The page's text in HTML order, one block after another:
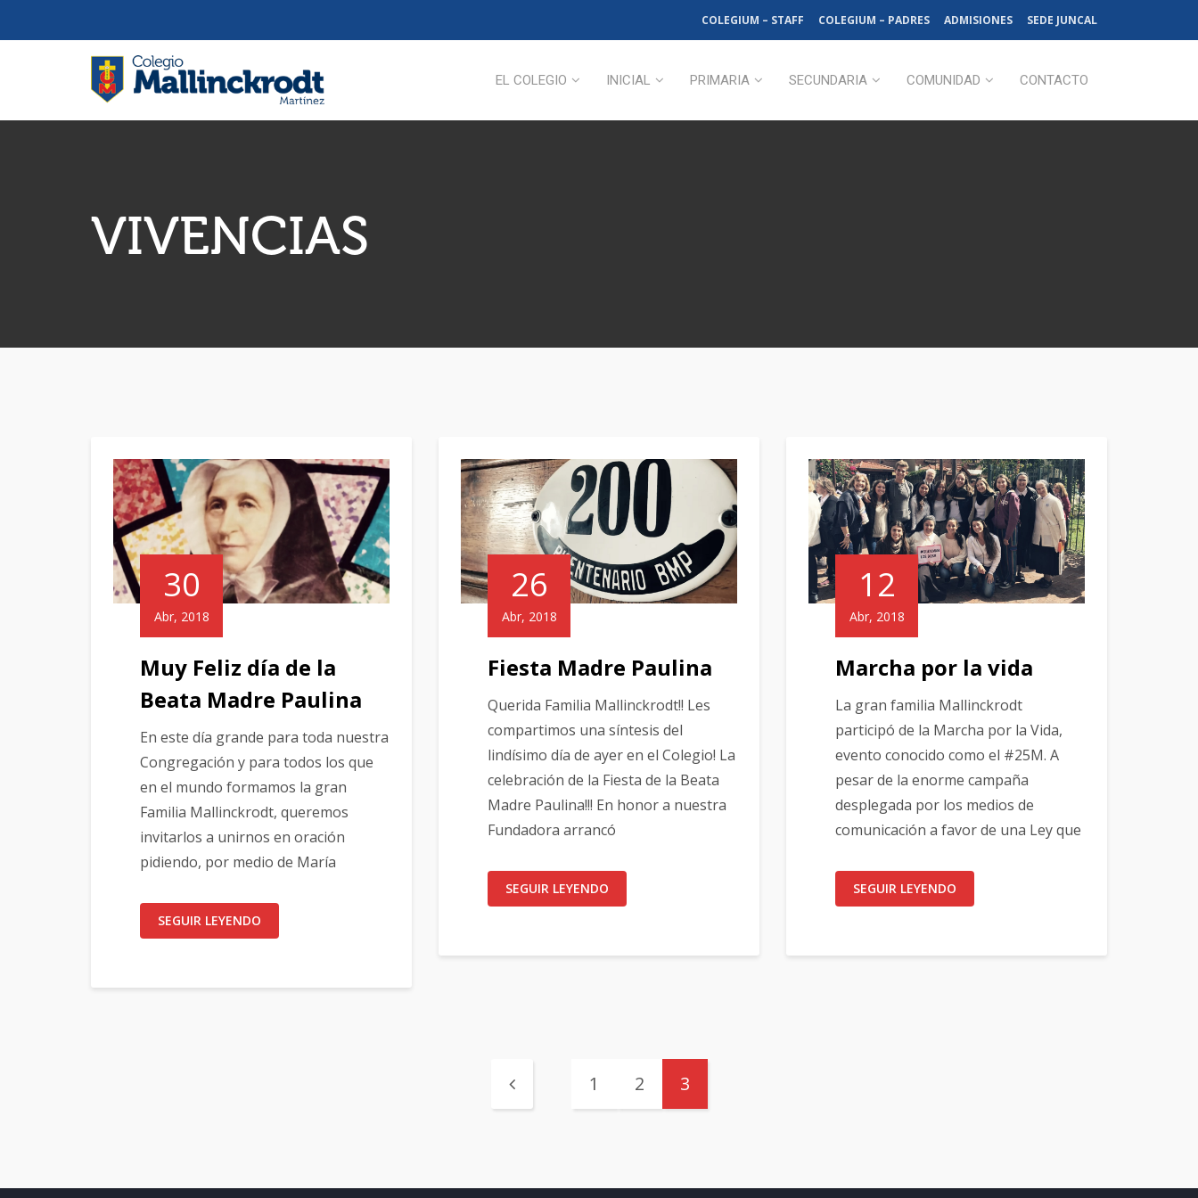
COLEGIUM – STAFF COLEGIUM – PADRES ADMISIONES SEDE JUNCAL
EL COLEGIO INICIAL PRIMARIA SECUNDARIA COMUNIDAD CONTACTO
VIVENCIAS
30
Abr, 2018
Muy Feliz día de la
Beata Madre Paulina
En este día grande para toda nuestra
Congregación y para todos los que
en el mundo formamos la gran
Familia Mallinckrodt, queremos
invitarlos a unirnos en oración
pidiendo, por medio de María
SEGUIR LEYENDO
26
Abr, 2018
Fiesta Madre Paulina
Querida Familia Mallinckrodt!! Les
compartimos una síntesis del
lindísimo día de ayer en el Colegio! La
celebración de la Fiesta de la Beata
Madre Paulina!!! En honor a nuestra
Fundadora arrancó
SEGUIR LEYENDO
12
Abr, 2018
Marcha por la vida
La gran familia Mallinckrodt
participó de la Marcha por la Vida,
evento conocido como el #25M. A
pesar de la enorme campaña
desplegada por los medios de
comunicación a favor de una Ley que
SEGUIR LEYENDO
1 2 3